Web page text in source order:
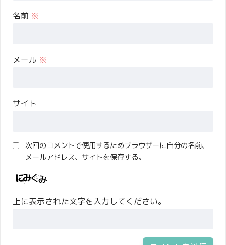
名前 ※
メール ※
サイト
次回のコメントで使用するためブラウザーに自分の名前、
メールアドレス、サイトを保存する。
上に表示された文字を入力してください。